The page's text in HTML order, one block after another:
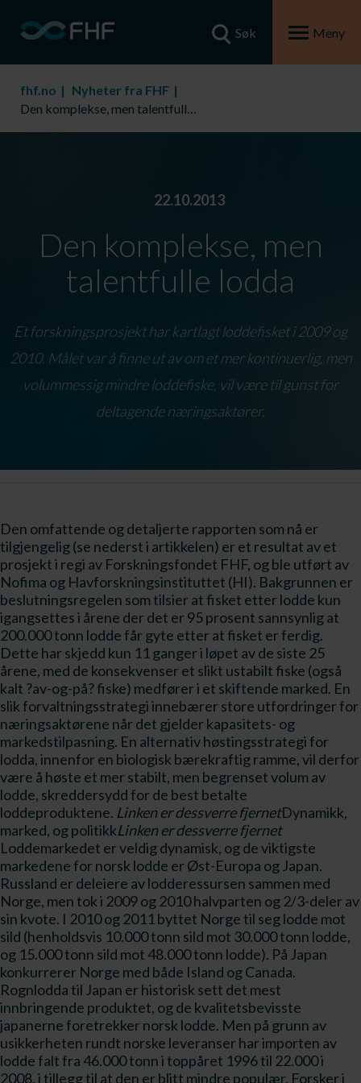
Søk Meny
fhf.no
Nyheter fra FHF
Den komplekse, men talentfulle lodda
22.10.2013
Den komplekse, men
talentfulle lodda
Et forskningsprosjekt har kartlagt loddefisket i 2009 og
2010. Målet var å finne ut av om et mer kontinuerlig, men
volummessig mindre loddefiske, vil være til gunst for
deltagende næringsaktører.
Den omfattende og detaljerte rapporten som nå er
tilgjengelig (se nederst i artikkelen) er et resultat av et
prosjekt i regi av Forskningsfondet FHF, og ble utført av
Nofima og Havforskningsinstituttet (HI). Bakgrunnen er
beslutningsregelen som tilsier at fisket etter lodde kun
igangsettes i årene der det er 95 prosent sannsynlig at
200.000 tonn lodde får gyte etter at fisket er ferdig.
Dette har skjedd kun 11 ganger i løpet av de siste 25
årene, med de konsekvenser et slikt ustabilt fiske (også
kalt ?av-og-på? fiske) medfører i et skiftende marked. En
slik forvaltningsstrategi innebærer store utfordringer for
næringsaktørene når det gjelder kapasitets- og
markedstilpasning. En alternativ høstingsstrategi for
lodda, innenfor en biologisk bærekraftig ramme, vil derfor
være å høste et mer stabilt, men begrenset volum av
lodde, skreddersydd for de best betalte
loddeproduktene. Linken er dessverre fjernetDynamikk,
marked, og politikkLinken er dessverre fjernet
Loddemarkedet er veldig dynamisk, og de viktigste
markedene for norsk lodde er Øst-Europa og Japan.
Russland er deleiere av lodderessursen sammen med
Norge, men tok i 2009 og 2010 halvparten og 2/3-deler av
sin kvote. I 2010 og 2011 byttet Norge til seg lodde mot
sild (henholdsvis 10.000 tonn sild mot 30.000 tonn lodde,
og 15.000 tonn sild mot 48.000 tonn lodde). På Japan
konkurrerer Norge med både Island og Canada.
Rognlodda til Japan er historisk sett det mest
innbringende produktet, og de kvalitetsbevisste
japanerne foretrekker norsk lodde. Men på grunn av
usikkerheten rundt norske leveranser har importen av
lodde falt fra 46.000 tonn i toppåret 1996 til 22.000 i
2008, i tillegg til at den er blitt mindre populær. Forsker i